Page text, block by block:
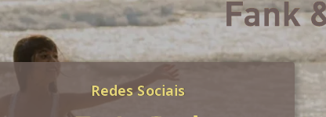
Redes Sociais